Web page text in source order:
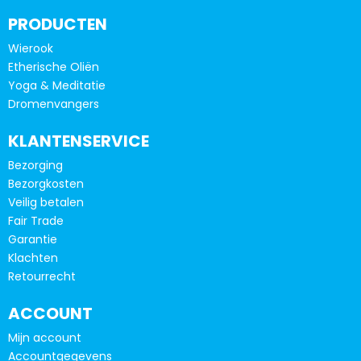
PRODUCTEN
Wierook
Etherische Oliën
Yoga & Meditatie
Dromenvangers
KLANTENSERVICE
Bezorging
Bezorgkosten
Veilig betalen
Fair Trade
Garantie
Klachten
Retourrecht
ACCOUNT
Mijn account
Accountgegevens